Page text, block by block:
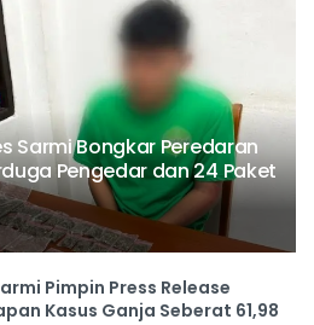
Sarmi Bongkar Peredaran
Pengedar dan 24 Paket
Pimpin Press Release
Kasus Ganja Seberat 61,98